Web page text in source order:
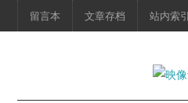
留言本 文章存档 站内索